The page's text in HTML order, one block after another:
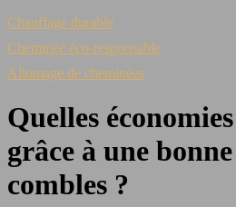
Chauffage durable
Cheminée éco-responsable
Allumage de cheminées
Quelles
grâce à une
combles ?